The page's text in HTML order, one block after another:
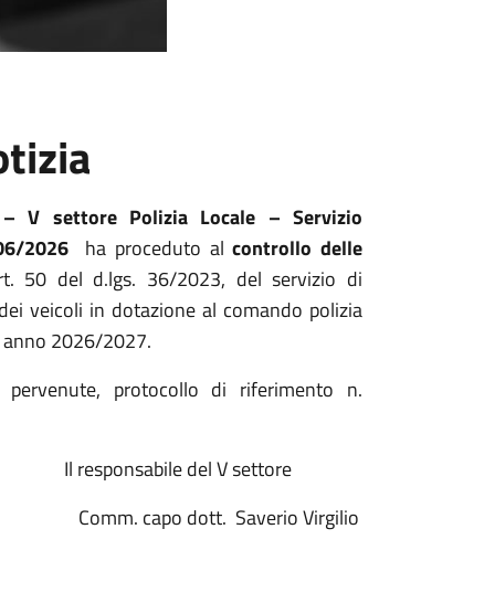
V settore Polizia Locale – Servizio
2026 ha proceduto alcontrollo delle
del d.lgs. 36/2023, del servizio di
veicoli in dotazione al comando polizia
2026/2027.
protocollo di riferimento n.
del V settore
capo dott. Saverio Virgilio